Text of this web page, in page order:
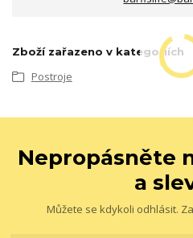
Zboží zařazeno v kategoriích
Postroje
Nepropásněte
a
Můžete se kdykoli odhlásit.